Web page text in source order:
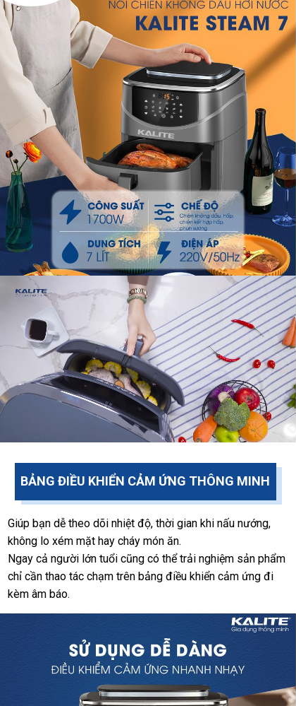
BẢNG ĐIỀU KHIỂN CẢM ỨNG THÔNG MINH
Giúp bạn dễ theo dõi nhiệt độ, thời gian khi nấu nướng,
không lo xém mặt hay cháy món ăn.
Ngay cả người lớn tuổi cũng có thể trải nghiệm sản phẩm
chỉ cần thao tác chạm trên bảng điều khiển cảm ứng đi
kèm âm báo.